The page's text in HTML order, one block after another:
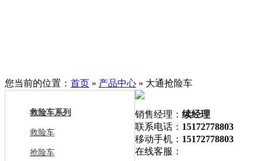
您当前的位置： 首页 » 产品中心 » 大通抢险车
救险车系列
救险车
抢险车
销售经理： 续经理
联系电话： 15172778803
移动手机： 15172778803
在线客服：